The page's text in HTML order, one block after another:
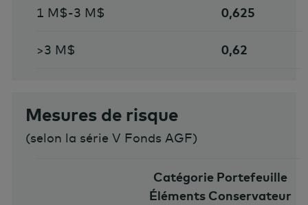
1 M$-3 M$ 0,625
>3 M$ 0,62
Mesures de risque
(selon la série V Fonds AGF)
Catégorie Portefeuille
Éléments Conservateur